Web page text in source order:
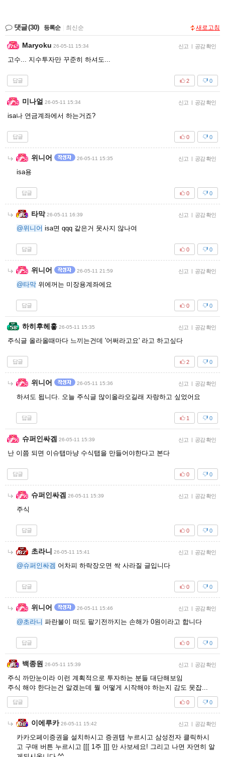
댓글(30) 등록순 최신순 새로고침
Maryoku 26-05-11 15:34 신고 | 공감 확인
고수... 지수투자만 꾸준히 하셔도...
답글 0
2
미나얼 26-05-11 15:34 신고 | 공감 확인
isa나 연금계좌에서 하는거죠?
답글 0
0
위니어 26-05-11 15:35 신고 | 공감 확인
isa용
답글 0
0
타막 26-05-11 16:39 신고 | 공감 확인
@위니어 isa면 qqq 같은거 못사지 않나여
답글 0
0
위니어 26-05-11 21:59 신고 | 공감 확인
@타막 위에꺼는 미장용계좌에요
답글 0
0
하히후헤홓 26-05-11 15:35 신고 | 공감 확인
주식글 올라올때마다 느끼는건데 '어쩌라고요' 라고 하고싶다
답글 0
2
위니어 26-05-11 15:36 신고 | 공감 확인
하셔도 됩니다. 오늘 주식글 많이올라오길래 자랑하고 싶었어요
답글 0
1
슈퍼인싸겜 26-05-11 15:39 신고 | 공감 확인
난 이쯤 되면 이슈탭마냥 수식탭을 만들어야한다고 본다
답글 0
0
슈퍼인싸겜 26-05-11 15:39 신고 | 공감 확인
주식
답글 0
0
초라니 26-05-11 15:41 신고 | 공감 확인
@슈퍼인싸겜 어차피 하락장오면 싹 사라질 글입니다
답글 0
0
위니어 26-05-11 15:46 신고 | 공감 확인
@초라니 파란불이 떠도 팔기전까지는 손해가 0원이라고 합니다
답글 0
0
백종원 26-05-11 15:39 신고 | 공감 확인
주식 까만눈이라 이런 계획적으로 투자하는 분들 대단해보임
주식 해야 한다는건 알겠는데 뭘 어떻게 시작해야 하는지 감도 못잡...
답글 0
0
이에루카 26-05-11 15:42 신고 | 공감 확인
카카오페이증권을 설치하시고 증권탭 누르시고 삼성전자 클릭하시
고 구매 버튼 누르시고 [[[ 1주 ]]] 만 사보세요! 그리고 나면 자연히 알